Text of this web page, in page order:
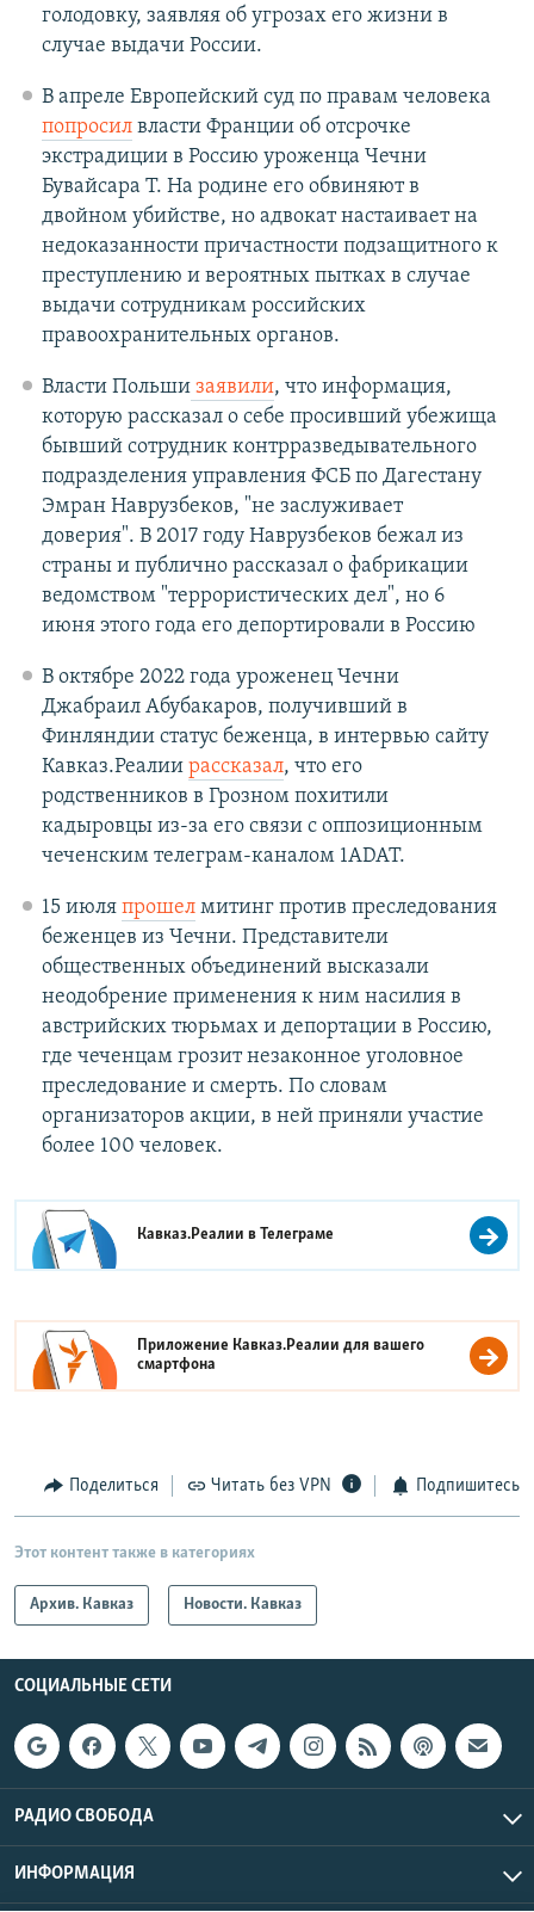
голодовку, заявляя об угрозах его жизни в
случае выдачи России.
В апреле Европейский суд по правам человека
попросилвласти Франции об отсрочке
экстрадиции в Россию уроженца Чечни
Бувайсара Т. На родине его обвиняют в
двойном убийстве, но адвокат настаивает на
недоказанности причастности подзащитного к
преступлению и вероятных пытках в случае
выдачи сотрудникам российских
правоохранительных органов.
Власти Польшизаявили, что информация,
которую рассказал о себе просивший убежища
бывший сотрудник контрразведывательного
подразделения управления ФСБ по Дагестану
Эмран Наврузбеков, "не заслуживает
доверия". В 2017 году Наврузбеков бежал из
страны и публично рассказал о фабрикации
ведомством "террористических дел", но 6
июня этого года его депортировали в Россию
В октябре 2022 года уроженец Чечни
Джабраил Абубакаров, получивший в
Финляндии статус беженца, в интервью сайту
Кавказ.Реалии рассказал, что его
родственников в Грозном похитили
кадыровцы из-за его связи с оппозиционным
чеченским телеграм-каналом 1АDAT.
15 июля прошелмитинг против преследования
беженцев из Чечни. Представители
общественных объединений высказали
неодобрение применения к ним насилия в
австрийских тюрьмах и депортации в Россию,
где чеченцам грозит незаконное уголовное
преследование и смерть. По словам
организаторов акции, в ней приняли участие
более 100 человек.
Кавказ.Реалии вТелеграме
Приложение Кавказ.Реалии для вашего
смартфона
Поделиться Читать без VPN Подпишитесь
Этот контент также в категориях
Архив. Кавказ Новости. Кавказ
СОЦИАЛЬНЫЕ СЕТИ
РАДИО СВОБОДА
ИНФОРМАЦИЯ